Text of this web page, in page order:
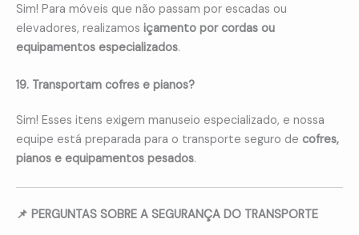
Sim! Para móveis que não passam por escadas ou
elevadores, realizamos içamento por cordas ou
equipamentos especializados.
19. Transportam cofres e pianos?
Sim! Esses itens exigem manuseio especializado, e nossa
equipe está preparada para o transporte seguro de cofres,
pianos e equipamentos pesados.
📌 PERGUNTAS SOBRE A SEGURANÇA DO TRANSPORTE